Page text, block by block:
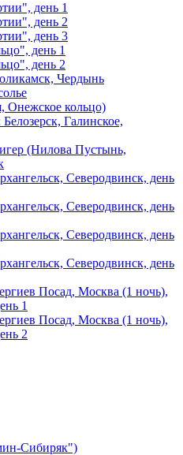
день 1
день 2
день 3
день 1
день 2
Чердынь
Онежское кольцо)
Галинское,
(Нилова Пустынь,
Северодвинск, день
Северодвинск, день
Северодвинск, день
Северодвинск, день
Посад, Москва (1 ночь),
1
Посад, Москва (1 ночь),
2
Сибиряк")